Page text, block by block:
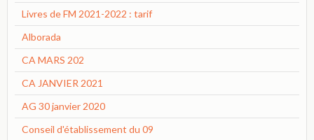
Livres de FM 2021-2022 : tarif
Alborada
CA MARS 202
CA JANVIER 2021
AG 30 janvier 2020
Conseil d'établissement du 09